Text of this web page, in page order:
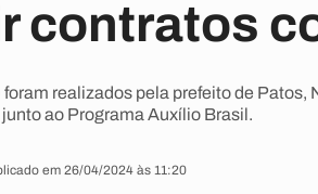
contratos
realizados pela prefeito de Patos,
ao Programa Auxílio Brasil.
em 26/04/2024 às 11:20